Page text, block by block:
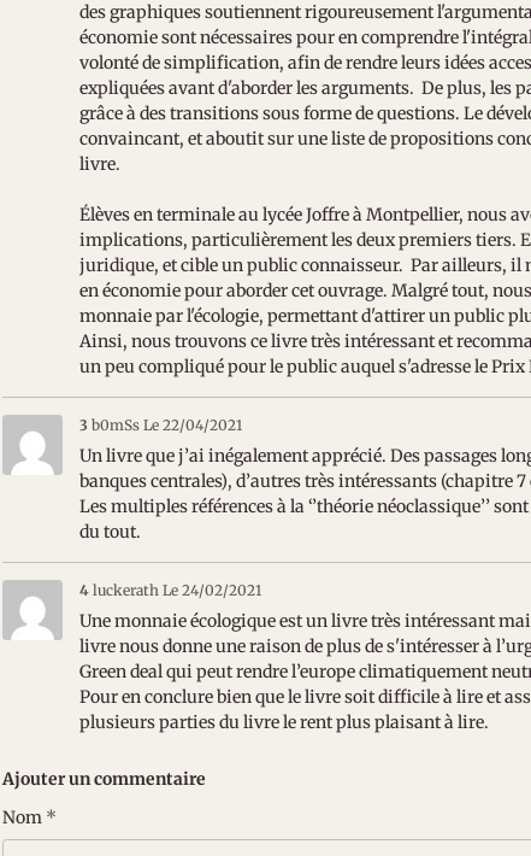
des graphiques soutiennent rigoureusement
économie sont nécessaires pour en comprendre
volonté de simplification, afin de rendre leurs idées
expliquées avant d'aborder les arguments. De plus, les
grâce à des transitions sous forme de questions. Le
convaincant, et aboutit sur une liste de propositions
livre.
Élèves en terminale au lycée Joffre à Montpellier, nous
implications, particulièrement les deux premiers tiers.
juridique, et cible un public connaisseur. Par ailleurs, il
en économie pour aborder cet ouvrage. Malgré tout,
monnaie par l'écologie, permettant d'attirer un public
Ainsi, nous trouvons ce livre très intéressant et
un peu compliqué pour le public auquel s'adresse le Prix
3 b0mSs Le 22/04/2021
Un livre que j’ai inégalement apprécié. Des passages
banques centrales), d’autres très intéressants (chapitre 7
Les multiples références à la ‘’théorie néoclassique’’
du tout.
4 luckerath Le 24/02/2021
Une monnaie écologique est un livre très intéressant
livre nous donne une raison de plus de s'intéresser à
Green deal qui peut rendre l’europe climatiquement
Pour en conclure bien que le livre soit difficile à lire et
plusieurs parties du livre le rent plus plaisant à lire.
Ajouter un commentaire
Nom